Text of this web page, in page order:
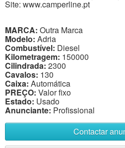
Site: www.camperline.pt
MARCA: Outra Marca
Modelo: Adria
Combustível: Diesel
Kilometragem: 150000
Cilindrada: 2300
Cavalos: 130
Caixa: Automática
PREÇO: Valor fixo
Estado: Usado
Anunciante: Profissional
Contactar